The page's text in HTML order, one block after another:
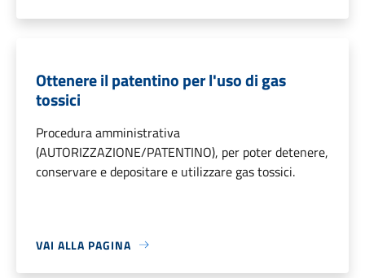
Ottenere il patentino per l'uso di gas
tossici
Procedura amministrativa
(AUTORIZZAZIONE/PATENTINO), per poter detenere,
conservare e depositare e utilizzare gas tossici.
VAI ALLA PAGINA